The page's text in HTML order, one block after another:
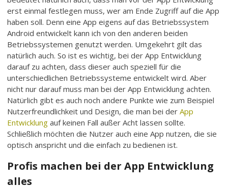
erst einmal festlegen muss, wer am Ende Zugriff auf die App
haben soll. Denn eine App eigens auf das Betriebssystem
Android entwickelt kann ich von den anderen beiden
Betriebssystemen genutzt werden. Umgekehrt gilt das
natürlich auch. So ist es wichtig, bei der App Entwicklung
darauf zu achten, dass dieser auch speziell für die
unterschiedlichen Betriebssysteme entwickelt wird. Aber
nicht nur darauf muss man bei der App Entwicklung achten.
Natürlich gibt es auch noch andere Punkte wie zum Beispiel
Nutzerfreundlichkeit und Design, die man bei derApp
Entwicklung auf keinen Fall außer Acht lassen sollte.
Schließlich möchten die Nutzer auch eine App nutzen, die sie
optisch anspricht und die einfach zu bedienen ist.
Profis machen bei der App Entwicklung
alles